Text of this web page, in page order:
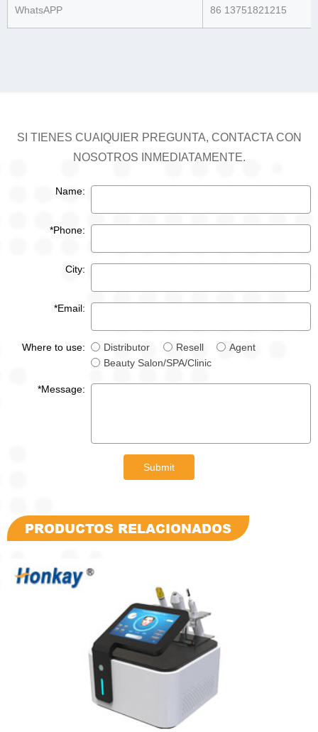
WhatsAPP 86 13751821215
SI TIENES CUAIQUIER PREGUNTA, CONTACTA CON
NOSOTROS INMEDIATAMENTE.
Name:
*Phone:
City:
*Email:
Where to use: Distributor Resell
Agent
Beauty Salon/SPA/Clinic
*Message:
Submit
PRODUCTOS RELACIONADOS